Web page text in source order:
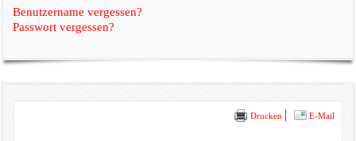
Benutzername vergessen?
Passwort vergessen?
Drucken E-Mail